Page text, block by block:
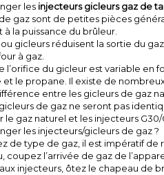
les injecteurs gicleurs gaz de
gaz sont de petites pièces
la puissance du brûleur.
gicleurs réduisent la sortie du
à gaz.
l’orifice du gicleur est variable en
le propane. Il existe de
entre les gicleurs de gaz
de gaz ne seront pas
le gaz naturel et les injecteurs
les injecteurs/gicleurs de gaz ?
de type de gaz, il est impératif de
coupez l’arrivée de gaz de
injecteurs, ôtez le chapeau de